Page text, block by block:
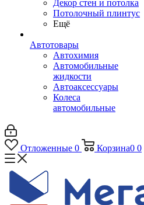
Декор стен и потолка
Потолочный плинтус
Ещё
Автотовары
Автохимия
Автомобильные
жидкости
Автоаксессуары
Колеса
автомобильные
Отложенные 0 Корзина0 0